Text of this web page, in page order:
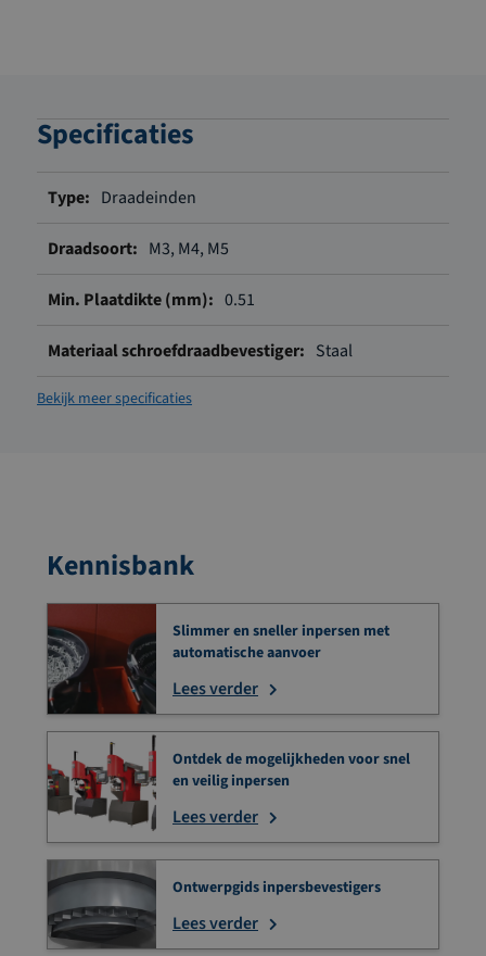
Specificaties
informatieDraadeinden
M3, M4, M5
0.51
Staal
Bekijk meer specificaties
Kennisbank
Slimmer en sneller inpersen met
automatische aanvoer
Lees verder
Ontdek de mogelijkheden voor snel
en veilig inpersen
Lees verder
Ontwerpgids inpersbevestigers
Lees verder